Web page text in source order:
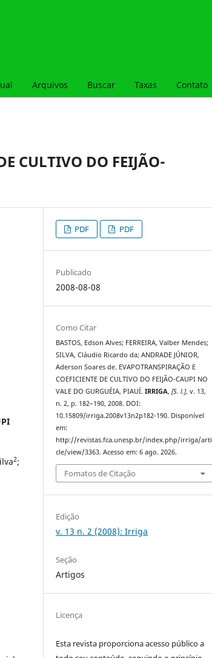
Arquivos Buscar Taxas Contato
CULTIVO DO FEIJÃO-
2;
PDF PDF
Publicado
2008-08-08
Como Citar
BASTOS, Edson Alves; FERREIRA, Valber Mendes;
SILVA, Cláudio Ricardo da; ANDRADE JÚNIOR,
Aderson Soares de. EVAPOTRANSPIRAÇÃO E
COEFICIENTE DE CULTIVO DO FEIJÃO-CAUPI NO
VALE DO GURGUÉIA, PIAUÍ.IRRIGA,[S. l.], v. 13,
n. 2, p. 182–190, 2008. DOI:
10.15809/irriga.2008v13n2p182-190. Disponível
em:
http://revistas.fca.unesp.br/index.php/irriga/arti
cle/view/3363. Acesso em: 6 ago. 2026.
Fomatos de Citação
Edição
v. 13 n. 2 (2008): Irriga
Seção
Artigos
Licença
Esta revista proporciona acesso público a